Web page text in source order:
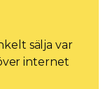
sälja var
internet